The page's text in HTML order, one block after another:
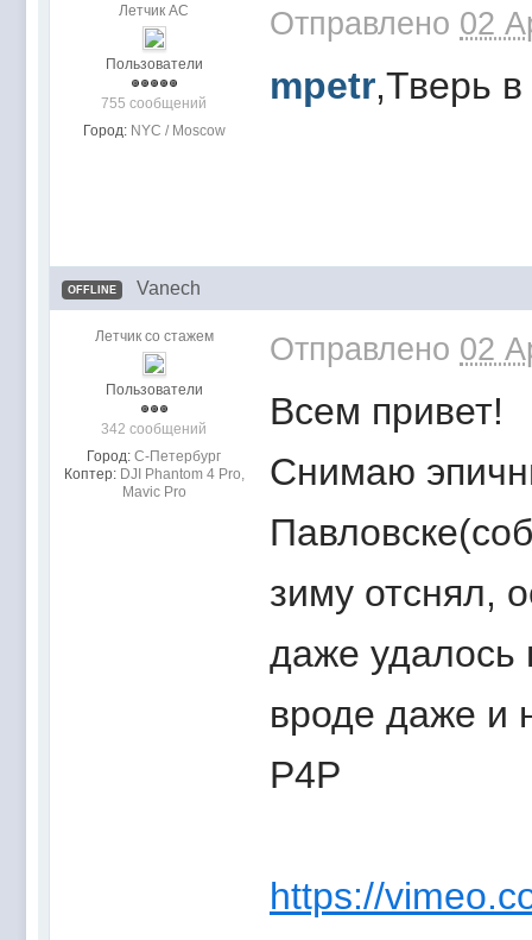
Летчик АС
Пользователи
755 сообщений
Город: NYC / Moscow
Отправлено 02
mpetr,Тверь
OFFLINE Vanech
Летчик со стажем
Пользователи
342 сообщений
Город: С-Петербург
Коптер: DJI Phantom 4 Pro,
Mavic Pro
Отправлено 02
Всем привет!
Снимаю
зиму отснял,
даже удалось
вроде даже и
P4P
https://